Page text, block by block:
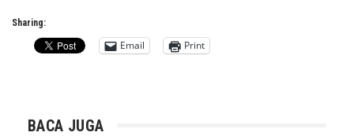
Sharing:
Email Print
BACA JUGA